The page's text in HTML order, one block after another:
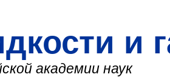
и
академии наук